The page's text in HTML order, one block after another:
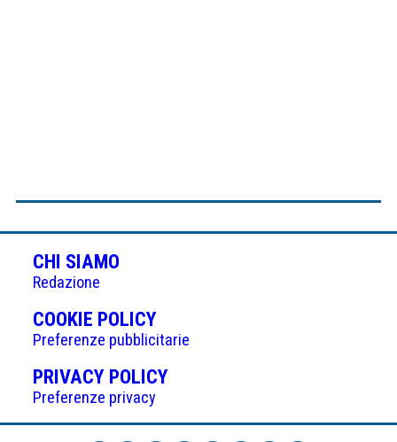
CHI SIAMO
Redazione
COOKIE POLICY(APRE
IN
UNA
NUOVA
Preferenze pubblicitarie
PRIVACY POLICY(APRE
UNA
Preferenze privacy